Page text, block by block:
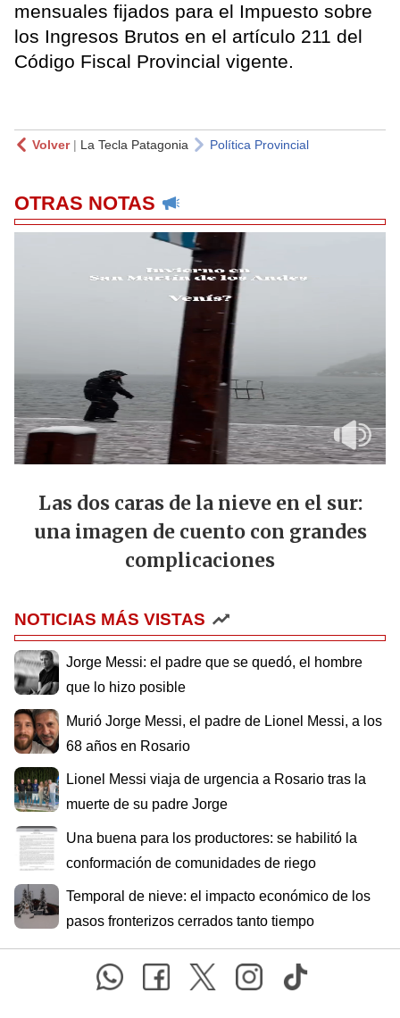
mensuales fijados para el Impuesto sobre
los Ingresos Brutos en el artículo 211 del
Código Fiscal Provincial vigente.
Volver| La Tecla Patagonia Política Provincial
OTRAS NOTAS
Las dos caras de la nieve en el sur:
una imagen de cuento con grandes
complicaciones
NOTICIAS MÁS VISTAS
Jorge Messi: el padre que se quedó, el hombre
que lo hizo posible
Murió Jorge Messi, el padre de Lionel Messi, a los
68 años en Rosario
Lionel Messi viaja de urgencia a Rosario tras la
muerte de su padre Jorge
Una buena para los productores: se habilitó la
conformación de comunidades de riego
Temporal de nieve: el impacto económico de los
pasos fronterizos cerrados tanto tiempo